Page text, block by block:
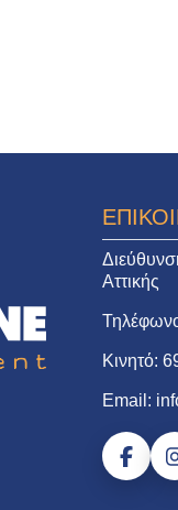
Αττικής
Κινητό:
Email: